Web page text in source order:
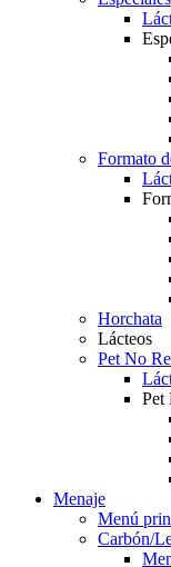
Formato
Horchata
Lácteos
Pet No
Pet
Menaje
Menú
Carbón/